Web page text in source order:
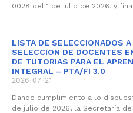
0028 del 1 de julio de 2026, y
LISTA DE SELECCIONADOS A
SELECCION DE DOCENTES
DE TUTORIAS PARA EL
INTEGRAL – PTA/FI 3.0
2026-07-21
Dando cumplimiento a lo
de julio de 2026, la Secretaría